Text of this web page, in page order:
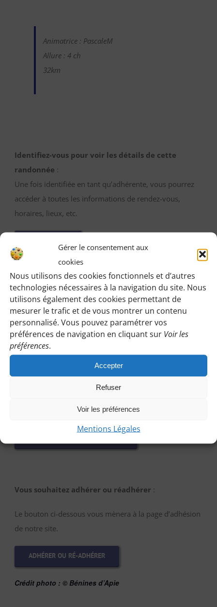
Gérer le consentement aux
cookies
Nous utilisons des cookies fonctionnels et d’autres
technologies nécessaires à la navigation du site. Nous
utilisons également des cookies permettant de
mesurer le trafic et de vous montrer un contenu
personnalisé. Vous pouvez paramétrer vos
préférences de navigation en cliquant sur Voir les
préférences.
Accepter
Refuser
Voir les préférences
Mentions Légales
Animatrice : PascaleM
Allure : 4 ch
32km
Identifiez-vous pour voir les détails de cette
randonnée :
Une fois identifiée en tant qu’adhérente, vous pourrez
accéder à toutes les informations de rendez-vous,
horaires, lieux, etc.
Vous pouvez participer gratuitement à deux
randonnées d’essai sans engagement de votre part
:
Cliquez sur le bouton ci-dessous et indiquez-nous votre
choix en laissant vos coordonnées pour que l’on puisse
vous répondre en vous précisant le lieu de rendez-vous
précédant la randonnée.
Vous souhaitez adhérer ou réadhérer :
Le bouton ci-dessous vous mènera à la page d’adhésion
de notre site.
ADHÉRER OU RÉ-ADHÉRER
Crédit photo : © Bénines d’Apie